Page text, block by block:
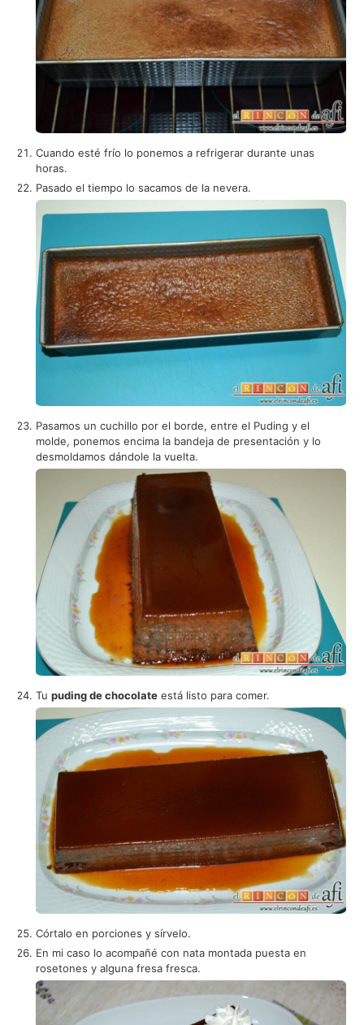
Cuando esté frío lo ponemos a refrigerar durante unas
horas.
Pasado el tiempo lo sacamos de la nevera.
Pasamos un cuchillo por el borde, entre el Puding y el
molde, ponemos encima la bandeja de presentación y lo
desmoldamos dándole la vuelta.
Tupuding de chocolate está listo para comer.
Córtalo en porciones y sírvelo.
En mi caso lo acompañé con nata montada puesta en
rosetones y alguna fresa fresca.